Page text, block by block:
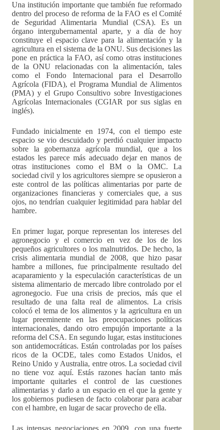
Una institución importante que también fue reformado
dentro del proceso de reforma de la FAO es el Comité
de Seguridad Alimentaria Mundial (CSA). Es un
órgano intergubernamental aparte, y a día de hoy
constituye el espacio clave para la alimentación y la
agricultura en el sistema de la ONU. Sus decisiones las
pone en práctica la FAO, así como otras instituciones
de la ONU relacionadas con la alimentación, tales
como el Fondo Internacional para el Desarrollo
Agrícola (FIDA), el Programa Mundial de Alimentos
(PMA) y el Grupo Consultivo sobre Investigaciones
Agrícolas Internacionales (CGIAR por sus siglas en
inglés).
Fundado inicialmente en 1974, con el tiempo este
espacio se vio descuidado y perdió cualquier impacto
sobre la gobernanza agrícola mundial, que a los
estados les parece más adecuado dejar en manos de
otras instituciones como el BM o la OMC. La
sociedad civil y los agricultores siempre se opusieron a
este control de las políticas alimentarias por parte de
organizaciones financieras y comerciales que, a sus
ojos, no tendrían cualquier legitimidad para hablar del
hambre.
En primer lugar, porque representan los intereses del
agronegocio y el comercio en vez de los de los
pequeños agricultores o los malnutridos. De hecho, la
crisis alimentaria mundial de 2008, que hizo pasar
hambre a millones, fue principalmente resultado del
acaparamiento y la especulación características de un
sistema alimentario de mercado libre controlado por el
agronegocio. Fue una crisis de precios, más que el
resultado de una falta real de alimentos. La crisis
colocó el tema de los alimentos y la agricultura en un
lugar preeminente en las preocupaciones políticas
internacionales, dando otro empujón importante a la
reforma del CSA. En segundo lugar, estas instituciones
son antidemocráticas. Están controladas por los países
ricos de la OCDE, tales como Estados Unidos, el
Reino Unido y Australia, entre otros. La sociedad civil
no tiene voz aquí. Estás razones hacían tanto más
importante quitarles el control de las cuestiones
alimentarias y darlo a un espacio en el que la gente y
los gobiernos pudiesen de facto colaborar para acabar
con el hambre, en lugar de sacar provecho de ella.
Las intensas negociaciones en 2009, con una fuerte